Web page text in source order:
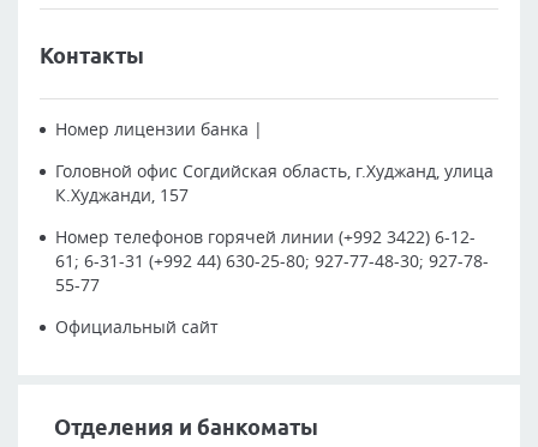
Контакты
Номер лицензии банка |
Головной офис Согдийская область, г.Худжанд, улица
К.Худжанди, 157
Номер телефонов горячей линии (+992 3422) 6-12-
61; 6-31-31 (+992 44) 630-25-80; 927-77-48-30; 927-78-
55-77
Официальный сайт
Отделения и банкоматы